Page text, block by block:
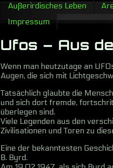
Außerirdisches Leben
Impressum
Ufos – Aus
Wenn man heutzutage an
Augen, die sich mit
Tatsächlich glaubte die
und sich dort fremde,
überlegen sind.
Viele Legenden aus den
Zivilisationen und Toren zu
Eine der bekanntesten
B. Byrd.